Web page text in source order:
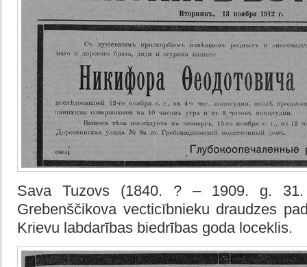
Sava Tuzovs (1840. ? – 1909. g.
Grebenščikova vecticībnieku draudzes
Krievu labdarības biedrības goda loceklis.